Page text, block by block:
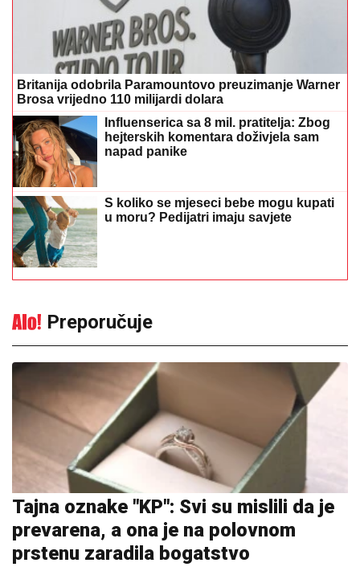
Britanija odobrila Paramountovo preuzimanje Warner
Brosa vrijedno 110 milijardi dolara
Influenserica sa 8 mil. pratitelja: Zbog
hejterskih komentara doživjela sam
napad panike
S koliko se mjeseci bebe mogu kupati
u moru? Pedijatri imaju savjete
Preporučuje
Tajna oznake "KP": Svi su mislili da je
prevarena, a ona je na polovnom
prstenu zaradila bogatstvo